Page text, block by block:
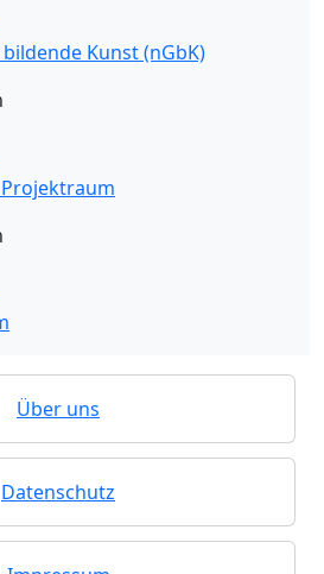
Kunst (nGbK)
Über uns
Datenschutz